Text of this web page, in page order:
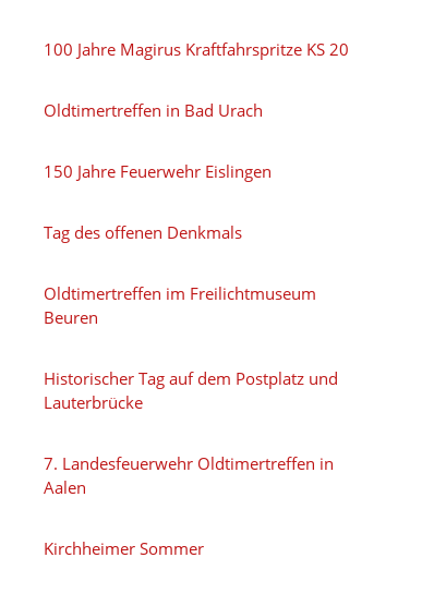
100 Jahre Magirus Kraftfahrspritze KS 20
Oldtimertreffen in Bad Urach
150 Jahre Feuerwehr Eislingen
Tag des offenen Denkmals
Oldtimertreffen im Freilichtmuseum
Beuren
Historischer Tag auf dem Postplatz und
Lauterbrücke
7. Landesfeuerwehr Oldtimertreffen in
Aalen
Kirchheimer Sommer